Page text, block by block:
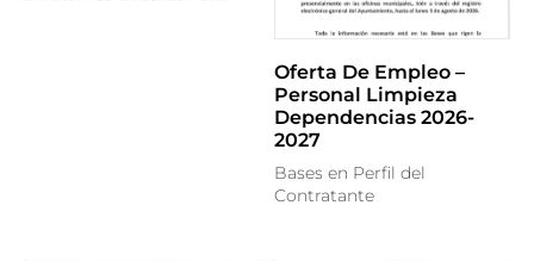
Oferta De Empleo –
Personal Limpieza
Dependencias 2026-
2027
Bases en Perfil del
Contratante